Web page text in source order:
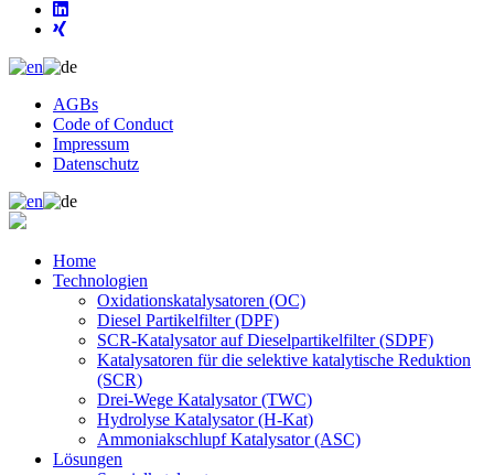
AGBs
Code of Conduct
Impressum
Datenschutz
Home
Technologien
Oxidationskatalysatoren (OC)
Diesel Partikelfilter (DPF)
SCR-Katalysator auf Dieselpartikelfilter (SDPF)
Katalysatoren für die selektive katalytische Reduktion
(SCR)
Drei-Wege Katalysator (TWC)
Hydrolyse Katalysator (H-Kat)
Ammoniakschlupf Katalysator (ASC)
Lösungen